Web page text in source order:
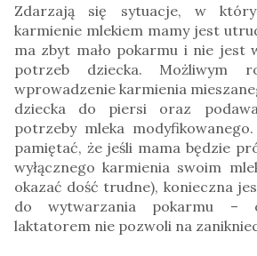
Zdarzają się sytuacje, w
karmienie mlekiem mamy jest
ma zbyt mało pokarmu i nie jest
potrzeb dziecka. Możliwym
wprowadzenie karmienia
dziecka do piersi oraz
potrzeby mleka
pamiętać, że jeśli mama będzie
wyłącznego karmienia swoim
okazać dość trudne), konieczna
do wytwarzania pokarmu –
laktatorem nie pozwoli na